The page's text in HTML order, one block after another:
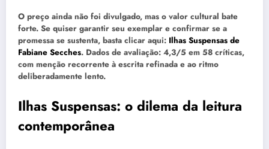
O preço ainda não foi divulgado, mas o valor cultural bate
forte. Se quiser garantir seu exemplar e confirmar se a
promessa se sustenta, basta clicar aqui: Ilhas Suspensas de
Fabiane Secches. Dados de avaliação: 4,3/5 em 58 críticas,
com menção recorrente à escrita refinada e ao ritmo
deliberadamente lento.
Ilhas Suspensas: o dilema da leitura
contemporânea